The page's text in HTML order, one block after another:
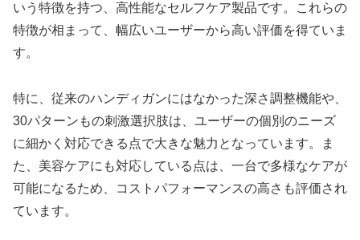
いう特徴を持つ、高性能なセルフケア製品です。これらの
特徴が相まって、幅広いユーザーから高い評価を得ていま
す。
特に、従来のハンディガンにはなかった深さ調整機能や、
30パターンもの刺激選択肢は、ユーザーの個別のニーズ
に細かく対応できる点で大きな魅力となっています。ま
た、美容ケアにも対応している点は、一台で多様なケアが
可能になるため、コストパフォーマンスの高さも評価され
ています。